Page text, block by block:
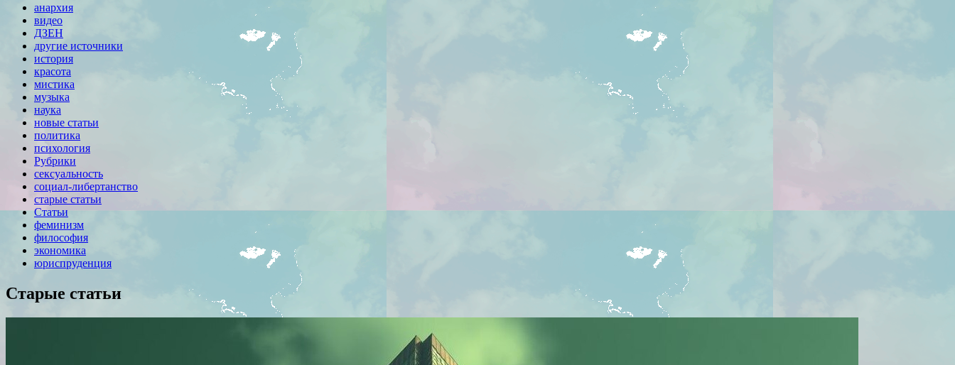
анархия
видео
ДЗЕН
другие источники
история
красота
мистика
музыка
наука
новые статьи
политика
психология
Рубрики
сексуальность
социал-либертанство
старые статьи
Статьи
феминизм
философия
экономика
юриспруденция
Старые статьи